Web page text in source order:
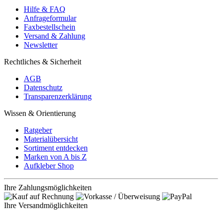
Hilfe & FAQ
Anfrageformular
Faxbestellschein
Versand & Zahlung
Newsletter
Rechtliches & Sicherheit
AGB
Datenschutz
Transparenzerklärung
Wissen & Orientierung
Ratgeber
Materialübersicht
Sortiment entdecken
Marken von A bis Z
Aufkleber Shop
Ihre Zahlungsmöglichkeiten
Ihre Versandmöglichkeiten